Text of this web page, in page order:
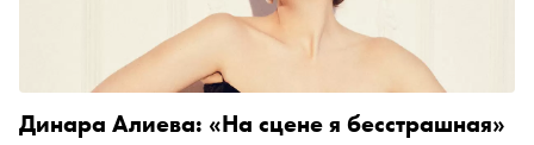
Динара Алиева: «На сцене я бесстрашная»